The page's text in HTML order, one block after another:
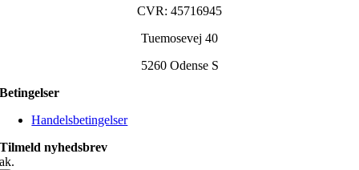
CVR: 45716945
Tuemosevej 40
5260 Odense S
Betingelser
Handelsbetingelser
Tilmeld nyhedsbrev